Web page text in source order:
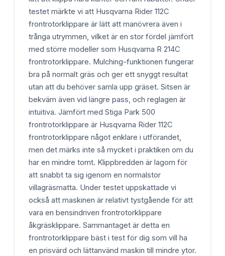
testet märkte vi att Husqvarna Rider 112C
frontrotorklippare är lätt att manövrera även i
trånga utrymmen, vilket är en stor fördel jämfört
med större modeller som Husqvarna R 214C
frontrotorklippare. Mulching-funktionen fungerar
bra på normalt gräs och ger ett snyggt resultat
utan att du behöver samla upp gräset. Sitsen är
bekväm även vid längre pass, och reglagen är
intuitiva. Jämfört med Stiga Park 500
frontrotorklippare är Husqvarna Rider 112C
frontrotorklippare något enklare i utförandet,
men det märks inte så mycket i praktiken om du
har en mindre tomt. Klippbredden är lagom för
att snabbt ta sig igenom en normalstor
villagräsmatta. Under testet uppskattade vi
också att maskinen är relativt tystgående för att
vara en bensindriven frontrotorklippare
åkgräsklippare. Sammantaget är detta en
frontrotorklippare bäst i test för dig som vill ha
en prisvärd och lättanvänd maskin till mindre ytor.